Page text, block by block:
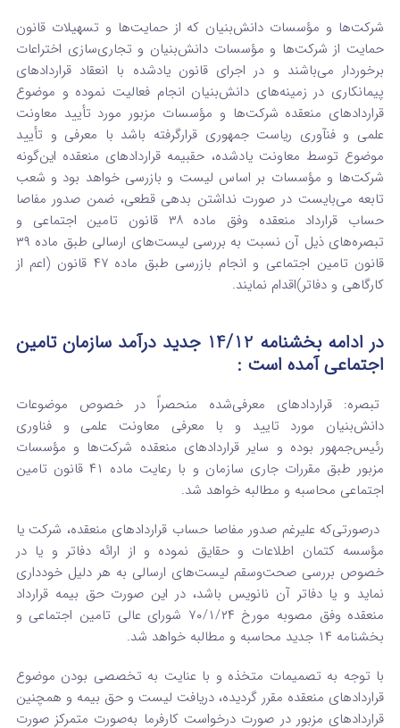
شرکت‌ها و مؤسسات دانش‌بنیان که از حمایت‌ها و تسهیلات قانون
حمایت از شرکت‌ها و مؤسسات دانش‌بنیان و تجاری‌سازی اختراعات
برخوردار می‌باشند و در اجرای قانون یادشده با انعقاد قراردادهای
پیمانکاری در زمینه‌های دانش‌بنیان انجام فعالیت نموده و موضوع
قراردادهای منعقده شرکت‌ها و مؤسسات مزبور مورد تأیید معاونت
علمی و فنآوری ریاست جمهوری قرارگرفته باشد با معرفی و تأیید
موضوع توسط معاونت یادشده، حقبیمه قراردادهای منعقده این‌گونه
شرکت‌ها و مؤسسات بر اساس لیست و بازرسی خواهد بود و شعب
تابعه می‌بایست در صورت نداشتن بدهی قطعی، ضمن صدور مفاصا
حساب قرارداد منعقده وفق ماده ۳۸ قانون تامین اجتماعی و
تبصره‌های ذیل آن نسبت به بررسی لیست‌های ارسالی طبق ماده ۳۹
قانون تامین اجتماعی و انجام بازرسی طبق ماده ۴۷ قانون (اعم از
کارگاهی و دفاتر)اقدام نمایند.
در ادامه بخشنامه 14/12 جدید درآمد سازمان تامین
اجتماعی آمده است :
تبصره: قراردادهای معرفی‌شده منحصراً در خصوص موضوعات
دانش‌بنیان مورد تایید و با معرفی معاونت علمی و فناوری
رئیس‌جمهور بوده و سایر قراردادهای منعقده شرکت‌ها و مؤسسات
مزبور طبق مقررات جاری سازمان و با رعایت ماده ۴۱ قانون تامین
اجتماعی محاسبه و مطالبه خواهد شد.
درصورتی‌که علیرغم صدور مفاصا حساب قراردادهای منعقده، شرکت یا
مؤسسه کتمان اطلاعات و حقایق نموده و از ارائه دفاتر و یا در
خصوص بررسی صحت‌وسقم لیست‌های ارسالی به هر دلیل خودداری
نماید و یا دفاتر آن نانویس باشد، در این صورت حق بیمه قرارداد
منعقده وفق مصوبه مورخ ۲۴‏/۱‏/۷۰ شورای عالی تامین اجتماعی و
بخشنامه ۱۴ جدید محاسبه و مطالبه خواهد شد.
با توجه به تصمیمات متخذه و با عنایت به تخصصی بودن موضوع
قراردادهای منعقده مقرر گردیده، دریافت لیست و حق بیمه و همچنین
قراردادهای مزبور در صورت درخواست کارفرما به‌صورت متمرکز صورت